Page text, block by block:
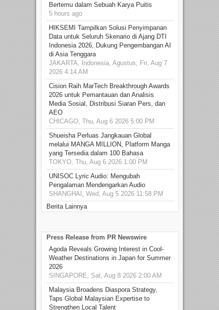
Bertemu dalam Sebuah Karya Puitis
5 hours ago
HIKSEMI Tampilkan Solusi Penyimpanan
Data untuk Seluruh Skenario di Ajang DTI
Indonesia 2026, Dukung Pengembangan AI
di Asia Tenggara
JAKARTA, Indonesia, Agustus, Fri, Aug 7
2026 4:14 AM
Cision Raih MarTech Breakthrough Awards
2026 untuk Pemantauan dan Analisis
Media Sosial, Distribusi Siaran Pers, dan
AEO
CHICAGO, Thu, Aug 6 2026 5:00 PM
Shueisha Perluas Jangkauan Global
melalui MANGA MILLION, Platform Manga
yang Tersedia dalam 100 Bahasa
TOKYO, Thu, Aug 6 2026 1:00 PM
UNISOC Lyric Audio: Mengubah
Pengalaman Mendengarkan Audio
SHANGHAI, Wed, Aug 5 2026 11:58 PM
Berita Lainnya
Press Release from PR Newswire
Agoda Reveals Growing Interest in Cool-
Weather Destinations in Japan for Summer
2026
SINGAPORE, Sat, Aug 8 2026 2:00 AM
Malaysia Broadens Diaspora Strategy,
Taps Global Malaysian Expertise to
Strengthen Local Talent